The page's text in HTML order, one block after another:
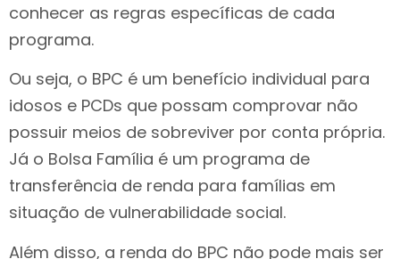
conhecer as regras específicas de cada
programa.
Ou seja, o BPC é um benefício individual para
idosos e PCDs que possam comprovar não
possuir meios de sobreviver por conta própria.
Já o Bolsa Família é um programa de
transferência de renda para famílias em
situação de vulnerabilidade social.
Além disso, a renda do BPC não pode mais ser